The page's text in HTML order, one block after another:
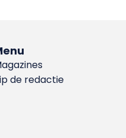
de redactie